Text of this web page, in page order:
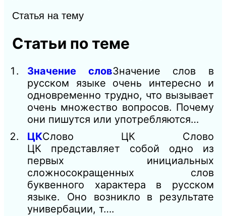
Статья на тему
Статьи по теме
Значение словЗначение слов в
русском языке очень интересно и
одновременно трудно, что вызывает
очень множество вопросов. Почему
они пишутся или употребляются…
ЦКСлово ЦК Слово
ЦК представляет собой одно из
первых инициальных
сложносокращенных слов
буквенного характера в русском
языке. Оно возникло в результате
универбации, т….